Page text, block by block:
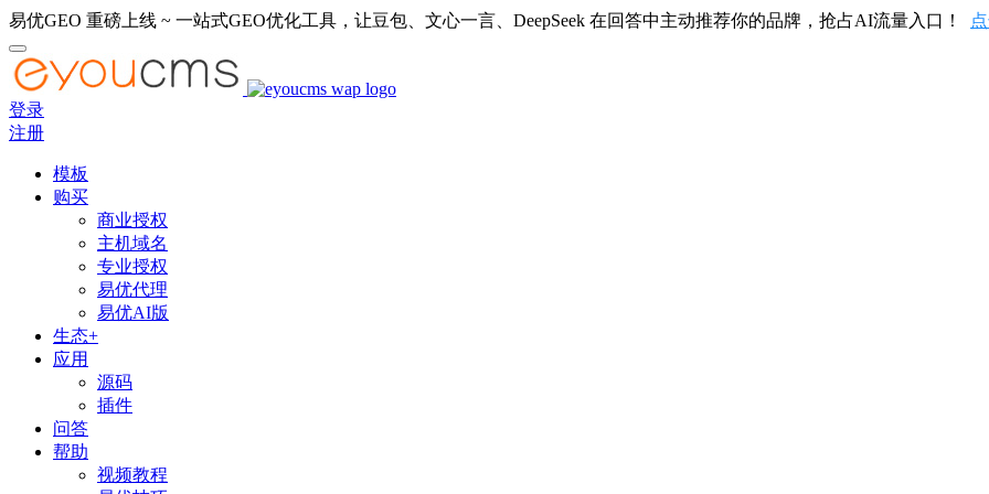
易优GEO 重磅上线 ~ 一站式GEO优化工具，让豆包、文心一言、DeepSeek 在回答中主动推荐你的品牌，抢占AI流量入口！
登录
注册
模板
购买
商业授权
主机域名
专业授权
易优代理
易优AI版
生态+
应用
源码
插件
问答
帮助
视频教程